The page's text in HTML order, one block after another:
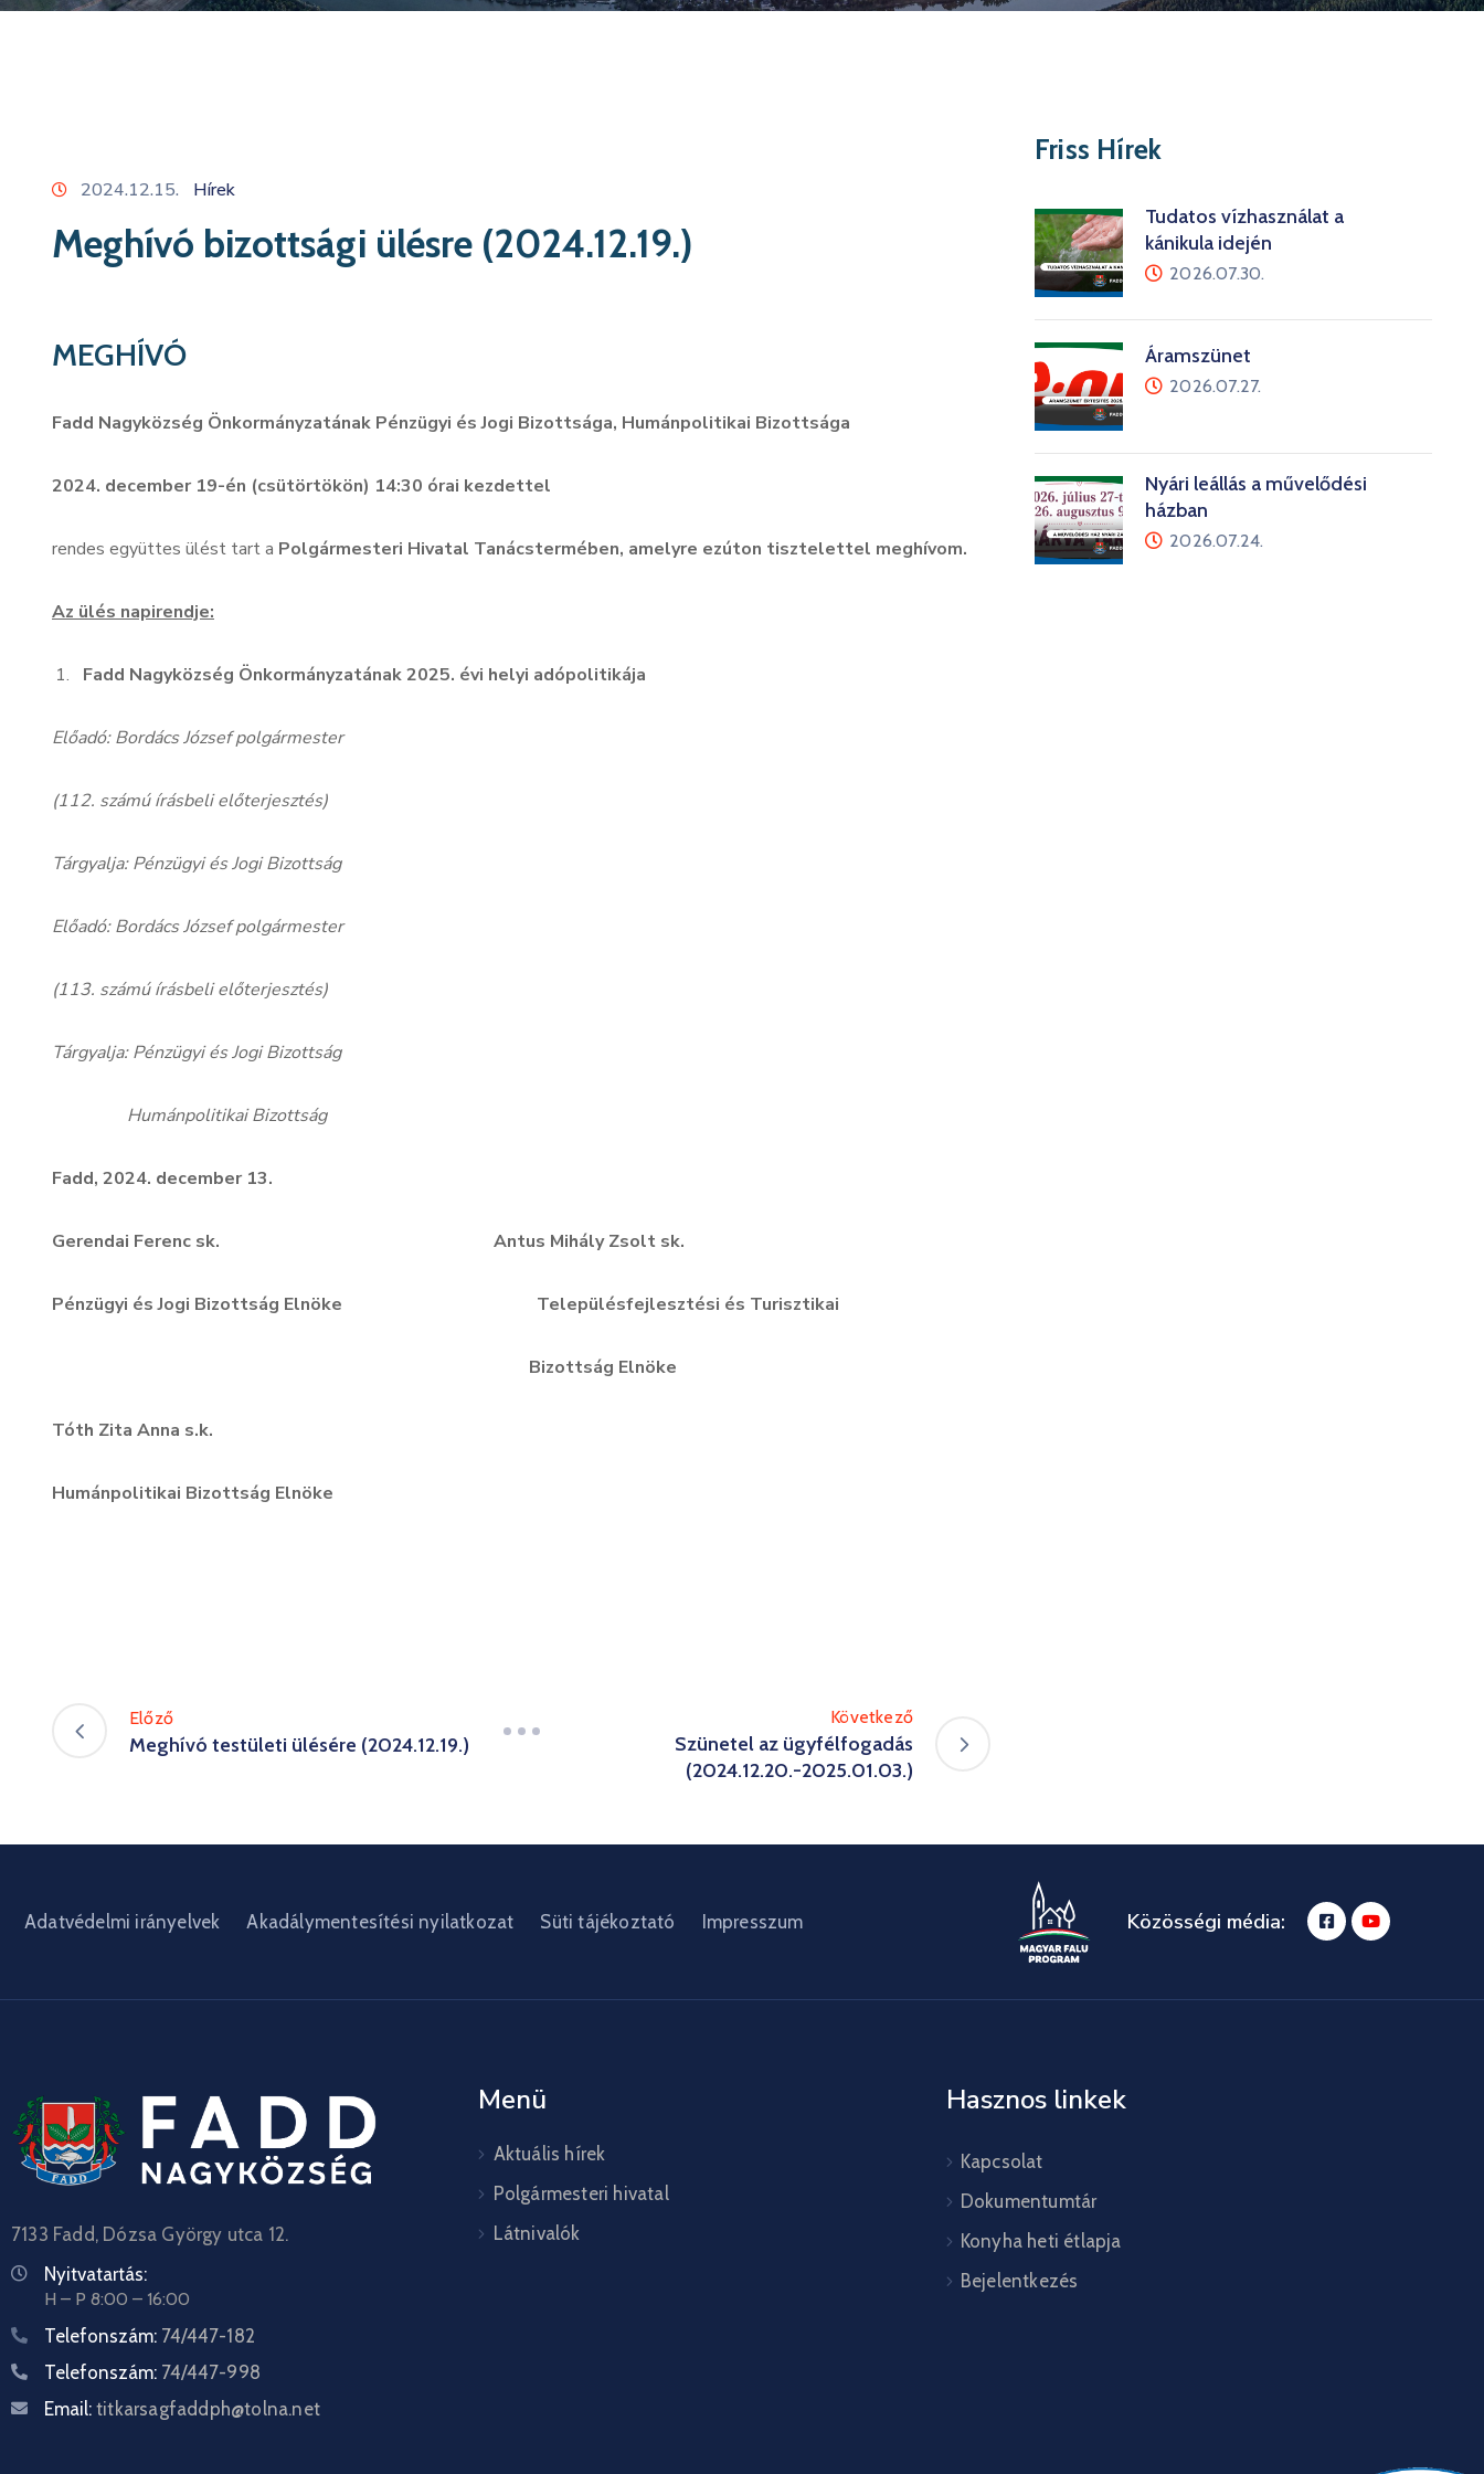
2024.12.15. Hírek
Meghívó bizottsági ülésre (2024.12.19.)
MEGHÍVÓ
Fadd Nagyközség Önkormányzatának Pénzügyi és Jogi Bizottsága, Humánpolitikai Bizottsága
2024. december 19-én (csütörtökön) 14:30 órai kezdettel
rendes együttes ülést tart a Polgármesteri Hivatal Tanácstermében, amelyre ezúton tisztelettel meghívom.
Az ülés napirendje:
Fadd Nagyközség Önkormányzatának 2025. évi helyi adópolitikája
Előadó: Bordács József polgármester
(112. számú írásbeli előterjesztés)
Tárgyalja: Pénzügyi és Jogi Bizottság
Előadó: Bordács József polgármester
(113. számú írásbeli előterjesztés)
Tárgyalja: Pénzügyi és Jogi Bizottság
Humánpolitikai Bizottság
Fadd, 2024. december 13.
Gerendai Ferenc sk. Antus Mihály Zsolt sk.
Pénzügyi és Jogi Bizottság Elnöke Településfejlesztési és Turisztikai
Bizottság Elnöke
Tóth Zita Anna s.k.
Humánpolitikai Bizottság Elnöke
Előző
Meghívó testületi ülésére (2024.12.19.)
Következő
Szünetel az ügyfélfogadás
(2024.12.20.-2025.01.03.)
Friss Hírek
Tudatos vízhasználat a
kánikula idején
2026.07.30.
Áramszünet
2026.07.27.
Nyári leállás a művelődési
házban
2026.07.24.
Adatvédelmi irányelvek Akadálymentesítési nyilatkozat Süti tájékoztató Impresszum Közösségi média:
7133 Fadd, Dózsa György utca 12.
Nyitvatartás:
H – P 8:00 – 16:00
Telefonszám: 74/447-182
Telefonszám: 74/447-998
Email: titkarsagfaddph@tolna.net
Menü
Aktuális hírek
Polgármesteri hivatal
Látnivalók
Hasznos linkek
Kapcsolat
Dokumentumtár
Konyha heti étlapja
Bejelentkezés